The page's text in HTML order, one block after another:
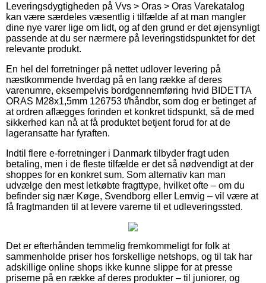
Leveringsdygtigheden på Vvs > Oras > Oras Varekatalog
kan være særdeles væsentlig i tilfælde af at man mangler
dine nye varer lige om lidt, og af den grund er det øjensynligt
passende at du ser nærmere på leveringstidspunktet for det
relevante produkt.
En hel del forretninger på nettet udlover levering på
næstkommende hverdag på en lang række af deres
varenumre, eksempelvis bordgennemføring hvid BIDETTA
ORAS M28x1,5mm 126753 t/håndbr, som dog er betinget af
at ordren aflægges forinden et konkret tidspunkt, så de med
sikkerhed kan nå at få produktet betjent forud for at de
lageransatte har fyraften.
Indtil flere e-forretninger i Danmark tilbyder fragt uden
betaling, men i de fleste tilfælde er det så nødvendigt at der
shoppes for en konkret sum. Som alternativ kan man
udvælge den mest letkøbte fragttype, hvilket ofte – om du
befinder sig nær Køge, Svendborg eller Lemvig – vil være at
få fragtmanden til at levere varerne til et udleveringssted.
Det er efterhånden temmelig fremkommeligt for folk at
sammenholde priser hos forskellige netshops, og til tak har
adskillige online shops ikke kunne slippe for at presse
priserne på en række af deres produkter – til juniorer, og